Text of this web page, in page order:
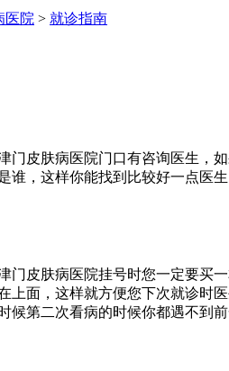
医院 > 就诊指南
门皮肤病医院门口有咨询医生，
谁，这样你能找到比较好一点医
门皮肤病医院挂号时您一定要买
上面，这样就方便您下次就诊时
候第二次看病的时候你都遇不到